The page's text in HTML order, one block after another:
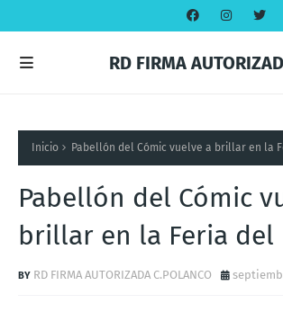
RD FIRMA
Inicio Pabellón del Cómic vuelve a brillar en la
Pabellón del Cómic
brillar en la Feria del
RD FIRMA AUTORIZADA C.POLANCO